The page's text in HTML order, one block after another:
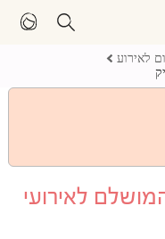
לאירוע
לאירועי